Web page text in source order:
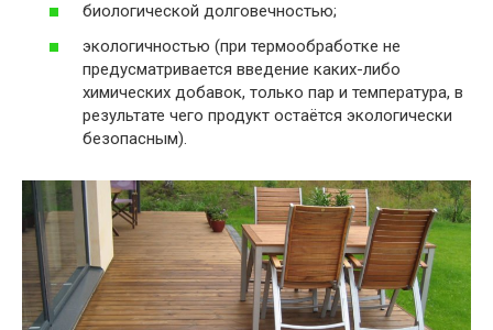
биологической долговечностью;
экологичностью (при термообработке не
предусматривается введение каких-либо
химических добавок, только пар и температура, в
результате чего продукт остаётся экологически
безопасным).